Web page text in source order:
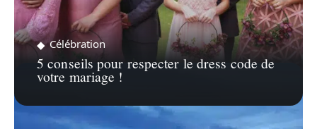
Célébration
5 conseils pour respecter le dress code de
votre mariage !